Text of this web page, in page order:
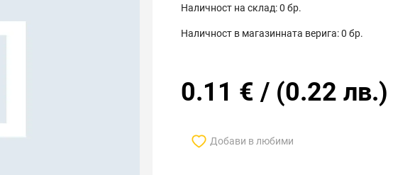
Наличност на склад:0 бр.
Наличност в магазинната верига:0 бр.
0.11 € / (0.22 лв.)
Добави в любими